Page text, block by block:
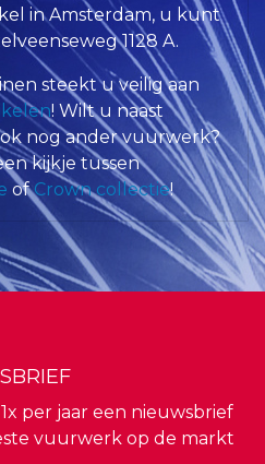
in Amsterdam, u kunt
1128 A.
steekt u veilig aan
! Wilt u naast
nog ander vuurwerk?
kijkje tussen
ofCrown collectie!
per jaar een nieuwsbrief
vuurwerk op de markt